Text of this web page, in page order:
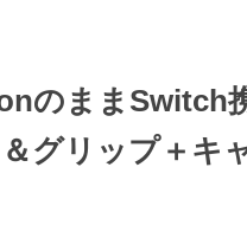
のままSwitch
グリップ＋キ